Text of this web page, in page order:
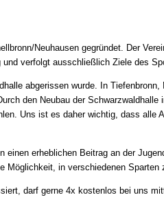
Neuhausen gegründet. Der
verfolgt ausschließlich Ziele des
abgerissen wurde. In Tiefenbronn,
den Neubau der Schwarzwaldhalle
Uns ist es daher wichtig, dass alle
erheblichen Beitrag an der
in verschiedenen Sparten
darf gerne 4x kostenlos bei uns